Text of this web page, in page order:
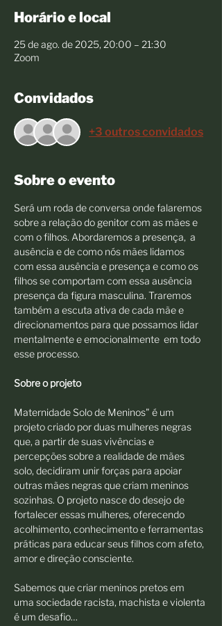
Horário e local
25 de ago. de 2025, 20:00 – 21:30
Zoom
Convidados
+3 outros convidados
Sobre o evento
Será um roda de conversa onde falaremos
sobre a relação do genitor com as mães e
com o filhos. Abordaremos a presença,  a
ausência e de como nós mães lidamos
com essa ausência e presença e como os
filhos se comportam com essa ausência
presença da figura masculina. Traremos
também a escuta ativa de cada mãe e
direcionamentos para que possamos lidar
mentalmente e emocionalmente  em todo
esse processo.
Sobre o projeto
Maternidade Solo de Meninos" é um
projeto criado por duas mulheres negras
que, a partir de suas vivências e
percepções sobre a realidade de mães
solo, decidiram unir forças para apoiar
outras mães negras que criam meninos
sozinhas. O projeto nasce do desejo de
fortalecer essas mulheres, oferecendo
acolhimento, conhecimento e ferramentas
práticas para educar seus filhos com afeto,
amor e direção consciente.
Sabemos que criar meninos pretos em
uma sociedade racista, machista e violenta
é um desafio…